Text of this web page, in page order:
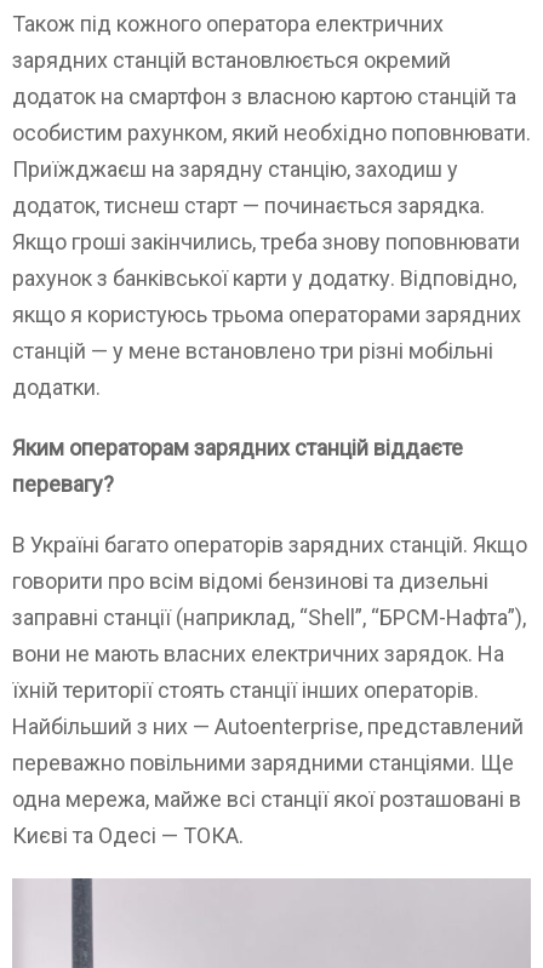
Також під кожного оператора електричних
зарядних станцій встановлюється окремий
додаток на смартфон з власною картою станцій та
особистим рахунком, який необхідно поповнювати.
Приїжджаєш на зарядну станцію, заходиш у
додаток, тиснеш старт — починається зарядка.
Якщо гроші закінчились, треба знову поповнювати
рахунок з банківської карти у додатку. Відповідно,
якщо я користуюсь трьома операторами зарядних
станцій — у мене встановлено три різні мобільні
додатки.
Яким операторам зарядних станцій віддаєте
перевагу?
В Україні багато операторів зарядних станцій. Якщо
говорити про всім відомі бензинові та дизельні
заправні станції (наприклад, “Shell”, “БРСМ-Нафта”),
вони не мають власних електричних зарядок. На
їхній території стоять станції інших операторів.
Найбільший з них — Autoenterprise, представлений
переважно повільними зарядними станціями. Ще
одна мережа, майже всі станції якої розташовані в
Києві та Одесі — ТОКА.